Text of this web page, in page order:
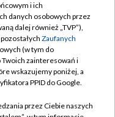
i ich
danych osobowych przez
dalej również „TVP”),
Zaufanych
(w tym do
zainteresowań i
wskazujemy poniżej, a
PPID do Google.
przez Ciebie naszych